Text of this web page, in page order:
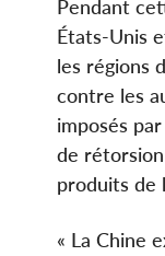
Pendant
États-Unis
les régions
contre les
imposés
de
produits de
« La Chine